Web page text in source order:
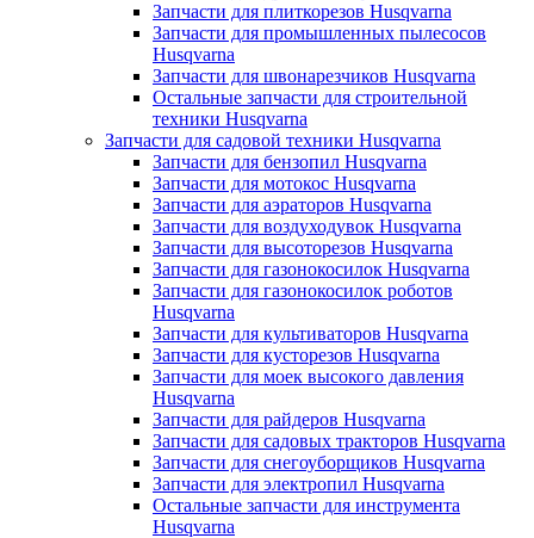
Запчасти для плиткорезов Husqvarna
Запчасти для промышленных пылесосов
Husqvarna
Запчасти для швонарезчиков Husqvarna
Остальные запчасти для строительной
техники Husqvarna
Запчасти для садовой техники Husqvarna
Запчасти для бензопил Husqvarna
Запчасти для мотокос Husqvarna
Запчасти для аэраторов Husqvarna
Запчасти для воздуходувок Husqvarna
Запчасти для высоторезов Husqvarna
Запчасти для газонокосилок Husqvarna
Запчасти для газонокосилок роботов
Husqvarna
Запчасти для культиваторов Husqvarna
Запчасти для кусторезов Husqvarna
Запчасти для моек высокого давления
Husqvarna
Запчасти для райдеров Husqvarna
Запчасти для садовых тракторов Husqvarna
Запчасти для снегоуборщиков Husqvarna
Запчасти для электропил Husqvarna
Остальные запчасти для инструмента
Husqvarna